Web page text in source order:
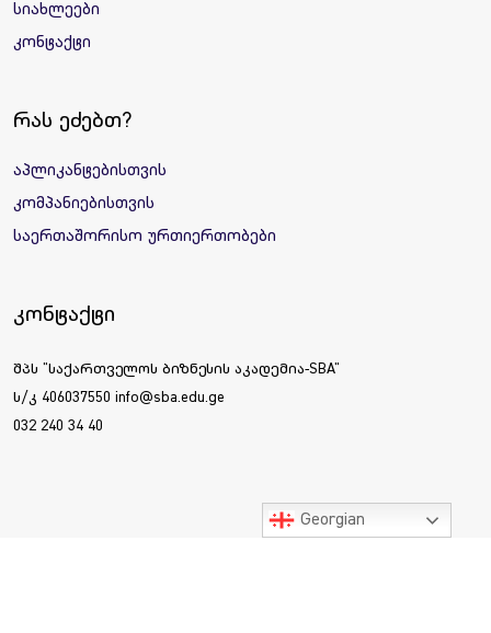
სიახლეები
კონტაქტი
რას ეძებთ?
აპლიკანტებისთვის
კომპანიებისთვის
საერთაშორისო ურთიერთობები
კონტაქტი
შპს "საქართველოს ბიზნესის აკადემია-SBA"
ს/კ 406037550 info@sba.edu.ge
032 240 34 40
Georgian